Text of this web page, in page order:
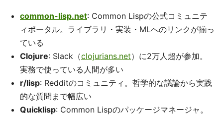
common-lisp.net: Common Lispの公式コミュニテ
ィポータル。ライブラリ・実装・MLへのリンクが揃っ
ている
Clojure: Slack（clojurians.net）に2万人超が参加。
実務で使っている人間が多い
r/lisp: Redditのコミュニティ。哲学的な議論から実践
的な質問まで幅広い
Quicklisp: Common Lispのパッケージマネージャ。